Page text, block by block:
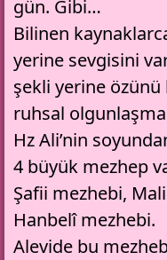
gün. Gibi…
Bilinen
yerine sevgisini
şekli yerine özünü
ruhsal
Hz Ali’nin
4 büyük mezhep
Şafii mezhebi,
Hanbelî mezhebi.
Alevide bu